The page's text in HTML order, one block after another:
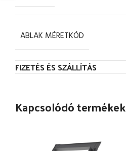
ABLAK MÉRETKÓD
FIZETÉS ÉS SZÁLLÍTÁS
Kapcsolódó termékek